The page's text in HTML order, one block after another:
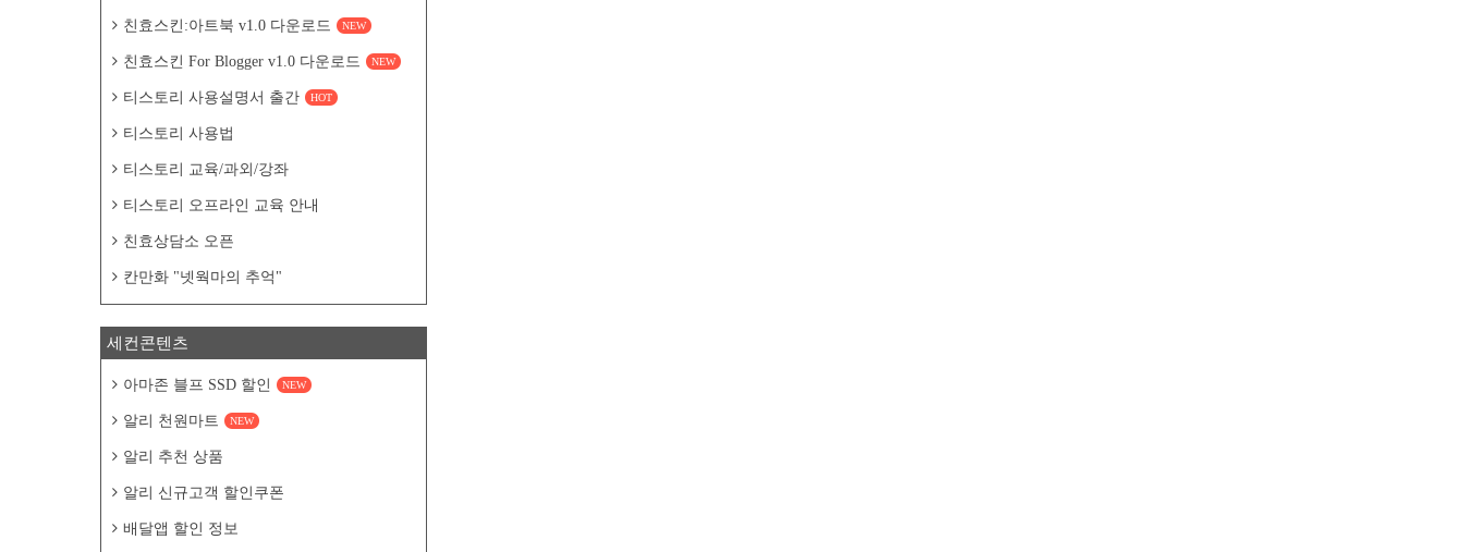
친효스킨:아트북 v1.0 다운로드 NEW
친효스킨 For Blogger v1.0 다운로드 NEW
티스토리 사용설명서 출간 HOT
티스토리 사용법
티스토리 교육/과외/강좌
티스토리 오프라인 교육 안내
친효상담소 오픈
칸만화 "넷웍마의 추억"
세컨콘텐츠
아마존 블프 SSD 할인 NEW
알리 천원마트 NEW
알리 추천 상품
알리 신규고객 할인쿠폰
배달앱 할인 정보